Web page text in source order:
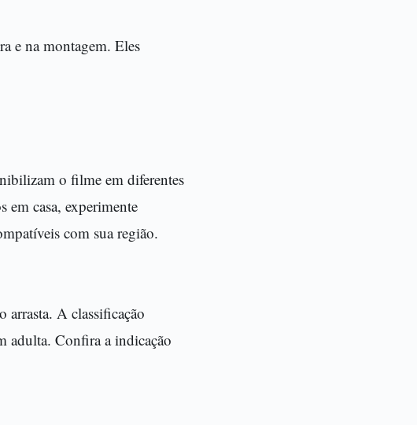
e na montagem. Eles
o filme em diferentes
em casa, experimente
com sua região.
arrasta. A classificação
adulta. Confira a indicação